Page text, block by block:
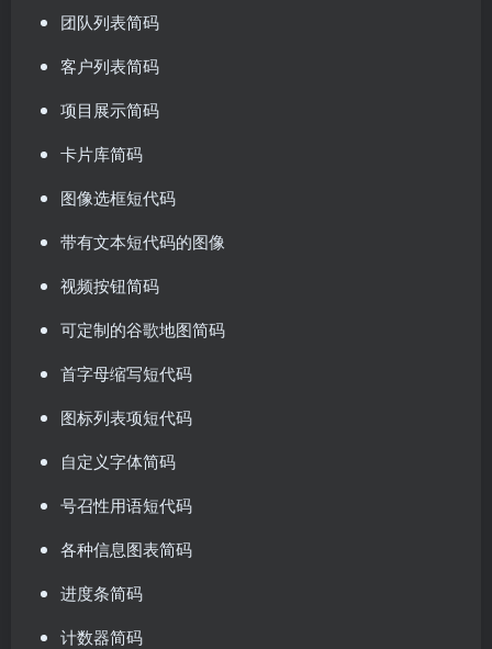
团队列表简码
客户列表简码
项目展示简码
卡片库简码
图像选框短代码
带有文本短代码的图像
视频按钮简码
可定制的谷歌地图简码
首字母缩写短代码
图标列表项短代码
自定义字体简码
号召性用语短代码
各种信息图表简码
进度条简码
计数器简码